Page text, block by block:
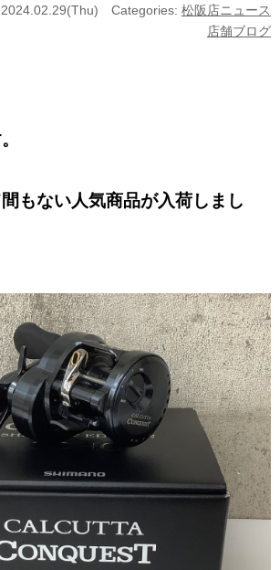
Categories: 松阪店ニュース
店舗ブログ
もない人気商品が入荷しまし